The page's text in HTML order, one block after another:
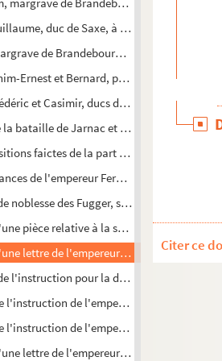
duc de Saxe, à l'électeur de Saxe.
de Brandebourg, au duc Auguste,
Ernest et Bernard, princes d'Anhalt, au
et Casimir, ducs de Poméranie, au
la bataille de Jarnac et mort du prince de
faictes de la part de l'empereur en la
de l'empereur Ferdinand, concernant
noblesse des Fugger, seigneurs de
pièce relative à la solde d'une troupe
lettre de l'empereur, adressée à
l'instruction pour la diète de l'Empire
l'instruction de l'empereur Maximilien II à
l'instruction de l'empereur Maximilien II
lettre de l'empereur Maximilien II au
Citer ce